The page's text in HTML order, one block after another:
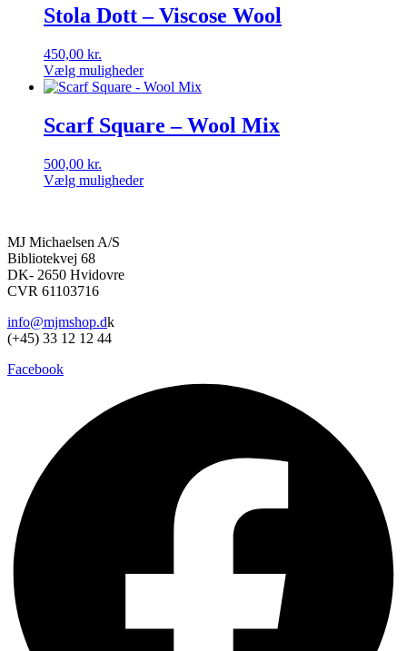
har
flere
Mulighederne
kan
vælges
varesiden
Stola Dott – Viscose Wool
450,00 kr.
Vælg muligheder
Dette
har
flere
Mulighederne
kan
Scarf Square – Wool Mix
500,00 kr.
Vælg muligheder
flere
varianter.
Mulighederne
kan
på
varesiden
MJ Michaelsen A/S
Bibliotekvej 68
DK- 2650 Hvidovre
CVR 61103716
info@mjmshop.dk
(+45) 33 12 12 44
Facebook